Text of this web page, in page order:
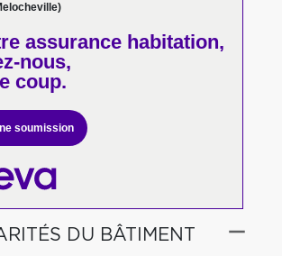
assurance habitation,
nous,
coup.
soumission
DU BÂTIMENT